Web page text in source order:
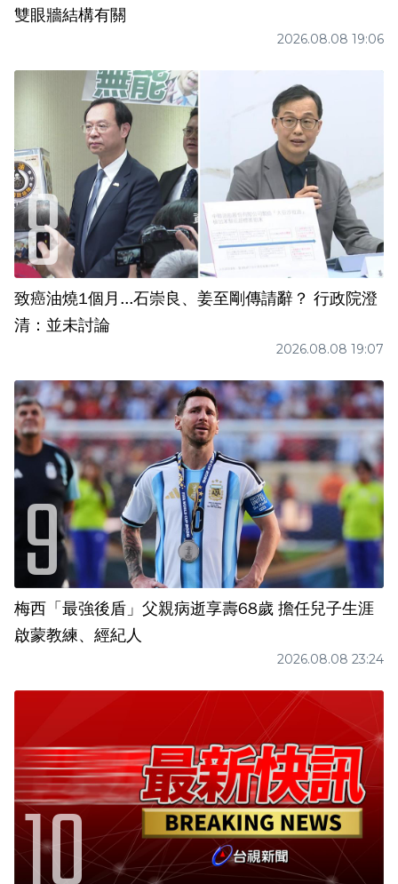
雙眼牆結構有關
2026.08.08 19:06
致癌油燒1個月...石崇良、姜至剛傳請辭？ 行政院澄
清：並未討論
2026.08.08 19:07
梅西「最強後盾」父親病逝享壽68歲 擔任兒子生涯
啟蒙教練、經紀人
2026.08.08 23:24